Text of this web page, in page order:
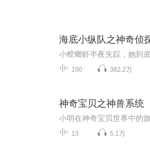
海底小纵队之神奇侦
100 382.2万
神奇宝贝之神兽系统
小明在神奇宝贝世界中的旅
13 5.1万